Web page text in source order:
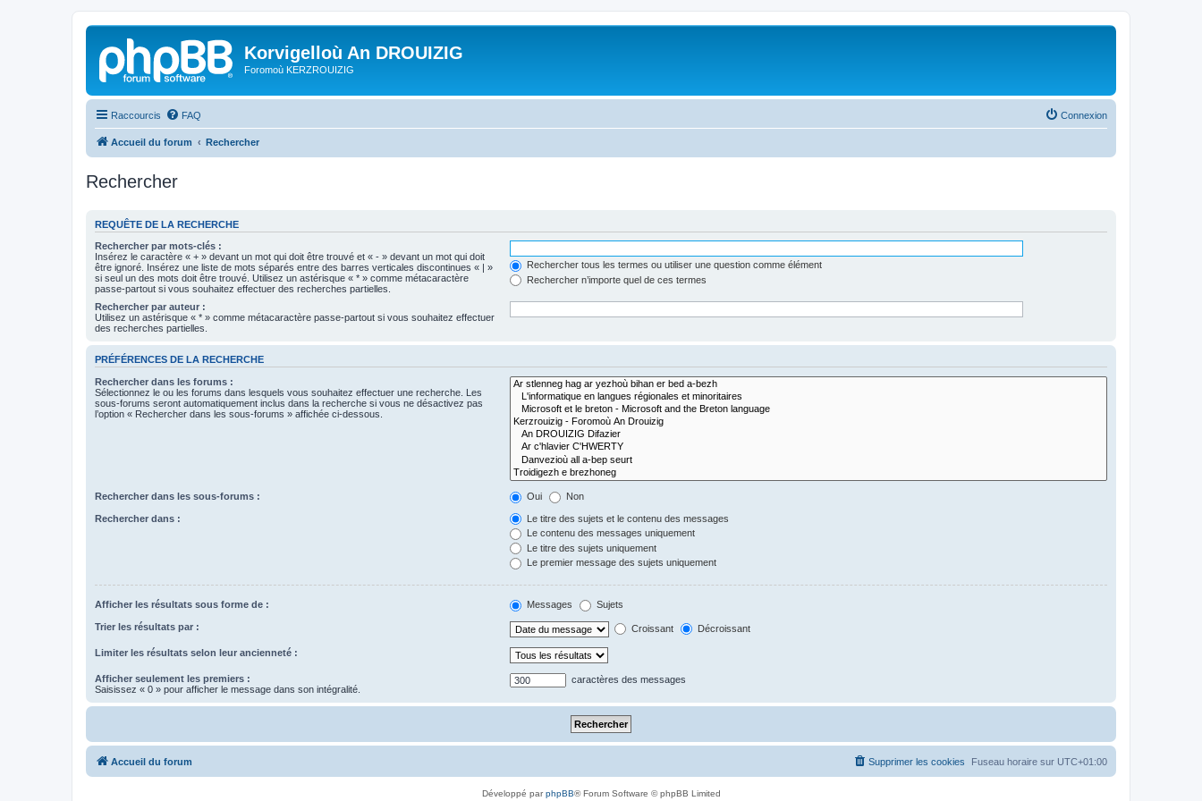
Korvigelloù An DROUIZIG
Foromoù KERZROUIZIG
Raccourcis FAQ Connexion
Accueil du forum Rechercher
Rechercher
REQUÊTE DE LA RECHERCHE
Rechercher par mots-clés :
Insérez le caractère « + » devant un mot qui doit être trouvé et « - » devant un mot qui doit
être ignoré. Insérez une liste de mots séparés entre des barres verticales discontinues « | »
si seul un des mots doit être trouvé. Utilisez un astérisque « * » comme métacaractère
passe-partout si vous souhaitez effectuer des recherches partielles.
Rechercher tous les termes ou utiliser une question comme élément
Rechercher n’importe quel de ces termes
Rechercher par auteur :
Utilisez un astérisque « * » comme métacaractère passe-partout si vous souhaitez effectuer
des recherches partielles.
PRÉFÉRENCES DE LA RECHERCHE
Rechercher dans les forums :
Sélectionnez le ou les forums dans lesquels vous souhaitez effectuer une recherche. Les
sous-forums seront automatiquement inclus dans la recherche si vous ne désactivez pas
l’option « Rechercher dans les sous-forums » affichée ci-dessous.
Rechercher dans les sous-forums : Oui Non
Rechercher dans :
Le titre des sujets et le contenu des messages
Le contenu des messages uniquement
Le titre des sujets uniquement
Le premier message des sujets uniquement
Afficher les résultats sous forme de : Messages Sujets
Trier les résultats par : Croissant Décroissant
Limiter les résultats selon leur ancienneté :
Afficher seulement les premiers :
Saisissez « 0 » pour afficher le message dans son intégralité.
caractères des messages
Accueil du forum Fuseau horaire sur UTC+01:00
Supprimer les cookies
Développé parphpBB® Forum Software © phpBB Limited